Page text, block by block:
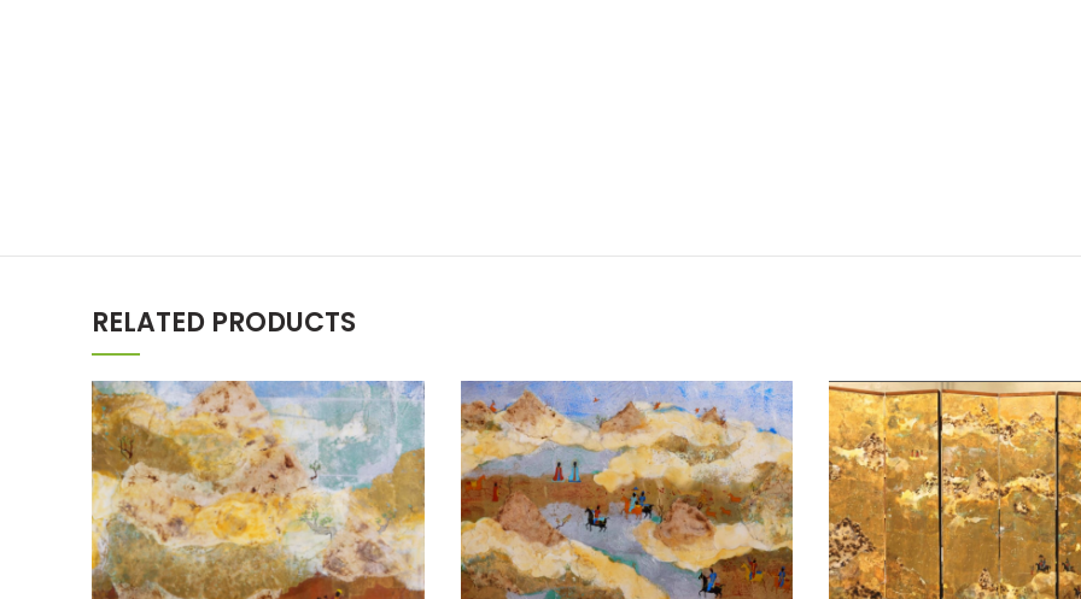
RELATED PRODUCTS